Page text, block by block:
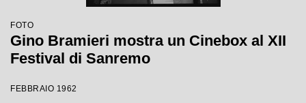
FOTO
Gino Bramieri mostra un Cinebox al XII
Festival di Sanremo
FEBBRAIO 1962